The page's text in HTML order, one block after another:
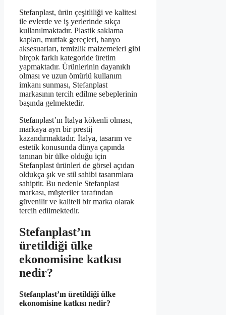
Stefanplast, ürün çeşitliliği ve kalitesi
ile evlerde ve iş yerlerinde sıkça
kullanılmaktadır. Plastik saklama
kapları, mutfak gereçleri, banyo
aksesuarları, temizlik malzemeleri gibi
birçok farklı kategoride üretim
yapmaktadır. Ürünlerinin dayanıklı
olması ve uzun ömürlü kullanım
imkanı sunması, Stefanplast
markasının tercih edilme sebeplerinin
başında gelmektedir.
Stefanplast’ın İtalya kökenli olması,
markaya ayrı bir prestij
kazandırmaktadır. İtalya, tasarım ve
estetik konusunda dünya çapında
tanınan bir ülke olduğu için
Stefanplast ürünleri de görsel açıdan
oldukça şık ve stil sahibi tasarımlara
sahiptir. Bu nedenle Stefanplast
markası, müşteriler tarafından
güvenilir ve kaliteli bir marka olarak
tercih edilmektedir.
Stefanplast’ın
üretildiği ülke
ekonomisine katkısı
nedir?
Stefanplast’ın üretildiği ülke
ekonomisine katkısı nedir?